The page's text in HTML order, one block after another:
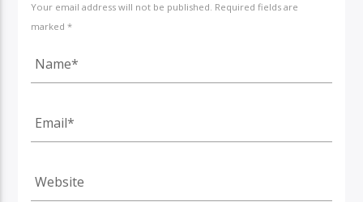
Your email address will not be published. Required fields are
marked *